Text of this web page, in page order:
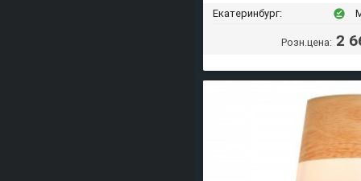
Екатеринбург: offline_pin
Розн.цена: 2